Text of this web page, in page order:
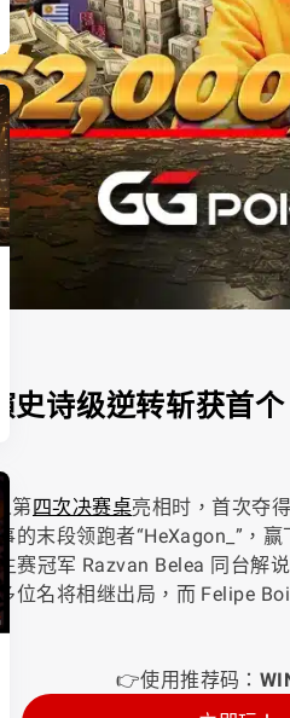
史诗级逆转斩获首
第四次决赛桌亮相时，首次夺
的末段领跑者“HeXagon_”，
赛冠军 Razvan Belea 同台
位名将相继出局，而 Felipe
👉使用推荐码：